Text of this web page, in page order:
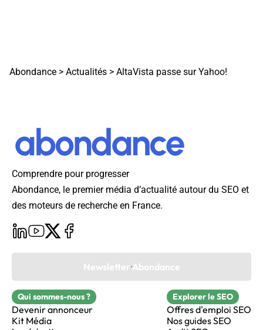
Abondance > Actualités > AltaVista passe sur Yahoo!
Comprendre pour progresser
Abondance, le premier média d’actualité autour du SEO et
des moteurs de recherche en France.
Newsletter Abondance
Qui sommes-nous ?
Devenir annonceur
Kit Média
Explorer le SEO
Offres d'emploi SEO
Nos guides SEO